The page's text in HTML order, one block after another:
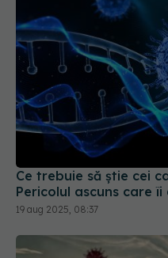
Ce trebuie să știe cei
Pericolul ascuns care îi
19 aug 2025, 08:37